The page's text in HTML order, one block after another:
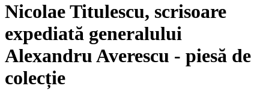
Nicolae Titulescu, scrisoare
expediată generalului
Alexandru Averescu - piesă de
colecție